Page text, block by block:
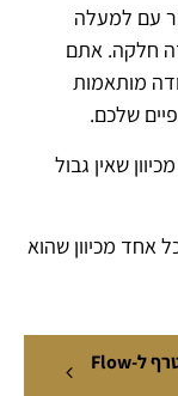
עם למעלה
חלקה. אתם
מותאמות
שלכם.
שאין גבול
אחד מכיוון שהוא
לחצו כאן כדי לקבל פרטים נוספים ולהצטרף ל-Flow